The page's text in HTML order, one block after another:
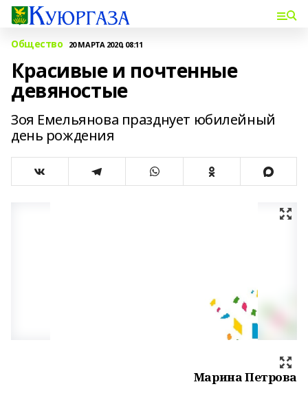
Общество 20 МАРТА 2020, 08:11
Красивые и почтенные
девяностые
Зоя Емельянова празднует юбилейный
день рождения
Марина Петрова